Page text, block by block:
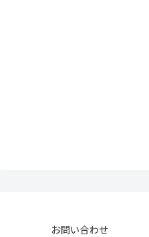
お問い合わせ